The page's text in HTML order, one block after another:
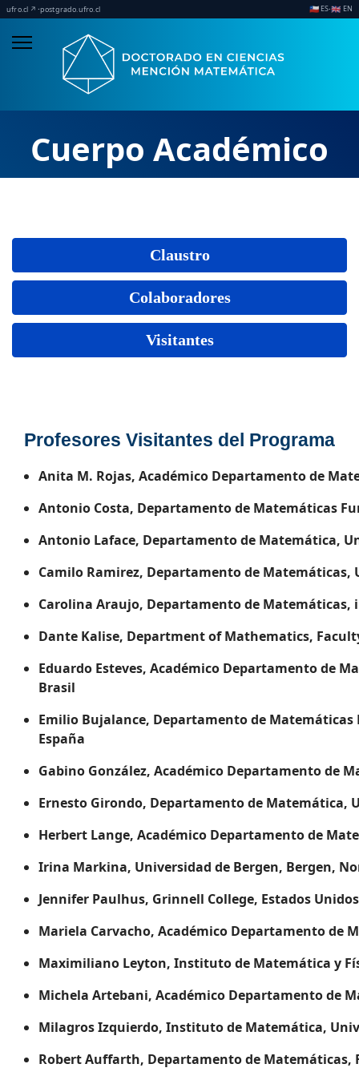
ufro.cl ↗ ·postgrado.ufro.cl 🇨🇱 ES·🇬🇧 EN
Cuerpo Académico
Claustro
Colaboradores
Visitantes
Profesores Visitantes del Programa
Anita M. Rojas, Académico Departamento de
Antonio Costa, Departamento de Matemáticas
Antonio Laface, Departamento de Matemática,
Camilo Ramirez, Departamento de
Carolina Araujo, Departamento de Matemáticas,
Dante Kalise, Department of Mathematics,
Eduardo Esteves, Académico Departamento de
Brasil
Emilio Bujalance, Departamento de
España
Gabino González, Académico Departamento de
Ernesto Girondo, Departamento de Matemática,
Herbert Lange, Académico Departamento de
Irina Markina, Universidad de Bergen, Bergen,
Jennifer Paulhus, Grinnell College, Estados Unidos
Mariela Carvacho, Académico Departamento de
Maximiliano Leyton, Instituto de Matemática y
Michela Artebani, Académico Departamento de
Milagros Izquierdo, Instituto de Matemática,
Robert Auffarth, Departamento de Matemáticas,